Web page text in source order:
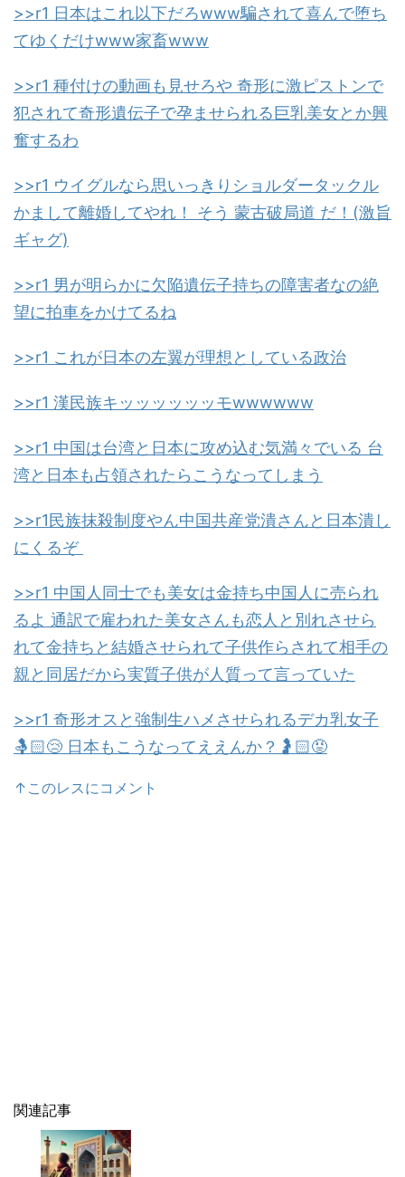
>>r1 日本はこれ以下だろwww騙されて喜んで堕ち
てゆくだけwww家畜www
>>r1 種付けの動画も見せろや 奇形に激ピストンで
犯されて奇形遺伝子で孕ませられる巨乳美女とか興
奮するわ
>>r1 ウイグルなら思いっきりショルダータックル
かまして離婚してやれ！ そう 蒙古破局道 だ！(激旨
ギャグ)
>>r1 男が明らかに欠陥遺伝子持ちの障害者なの絶
望に拍車をかけてるね
>>r1 これが日本の左翼が理想としている政治
>>r1 漢民族キッッッッッッモwwwwww
>>r1 中国は台湾と日本に攻め込む気満々でいる 台
湾と日本も占領されたらこうなってしまう
>>r1民族抹殺制度やん中国共産党潰さんと日本潰し
にくるぞ
>>r1 中国人同士でも美女は金持ち中国人に売られ
るよ 通訳で雇われた美女さんも恋人と別れさせら
れて金持ちと結婚させられて子供作らされて相手の
親と同居だから実質子供が人質って言っていた
>>r1 奇形オスと強制生ハメさせられるデカ乳女子
🤱🏻😢 日本もこうなってええんか？🤰🏻😡
↑このレスにコメント
関連記事